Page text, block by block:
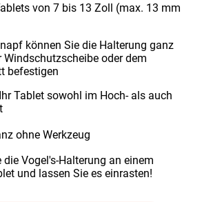
von 7 bis 13 Zoll (max. 13 mm
können Sie die Halterung ganz
oder dem
befestigen
Tablet sowohl im Hoch- als auch
ohne Werkzeug
die Vogel's-Halterung an einem
und lassen Sie es einrasten!